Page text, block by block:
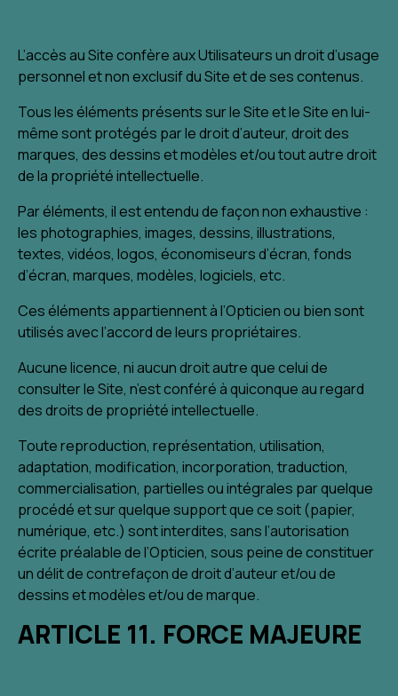
L’accès au Site confère aux Utilisateurs un droit d’usage
personnel et non exclusif du Site et de ses contenus.
Tous les éléments présents sur le Site et le Site en lui-
même sont protégés par le droit d’auteur, droit des
marques, des dessins et modèles et/ou tout autre droit
de la propriété intellectuelle.
Par éléments, il est entendu de façon non exhaustive :
les photographies, images, dessins, illustrations,
textes, vidéos, logos, économiseurs d’écran, fonds
d’écran, marques, modèles, logiciels, etc.
Ces éléments appartiennent à l’Opticien ou bien sont
utilisés avec l’accord de leurs propriétaires.
Aucune licence, ni aucun droit autre que celui de
consulter le Site, n’est conféré à quiconque au regard
des droits de propriété intellectuelle.
Toute reproduction, représentation, utilisation,
adaptation, modification, incorporation, traduction,
commercialisation, partielles ou intégrales par quelque
procédé et sur quelque support que ce soit (papier,
numérique, etc.) sont interdites, sans l’autorisation
écrite préalable de l’Opticien, sous peine de constituer
un délit de contrefaçon de droit d’auteur et/ou de
dessins et modèles et/ou de marque.
ARTICLE 11. FORCE MAJEURE